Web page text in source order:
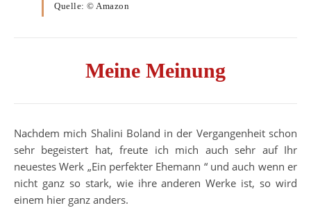
Quelle: © Amazon
Meine Meinung
Nachdem mich Shalini Boland in der Vergangenheit schon
sehr begeistert hat, freute ich mich auch sehr auf Ihr
neuestes Werk „Ein perfekter Ehemann “ und auch wenn er
nicht ganz so stark, wie ihre anderen Werke ist, so wird
einem hier ganz anders.